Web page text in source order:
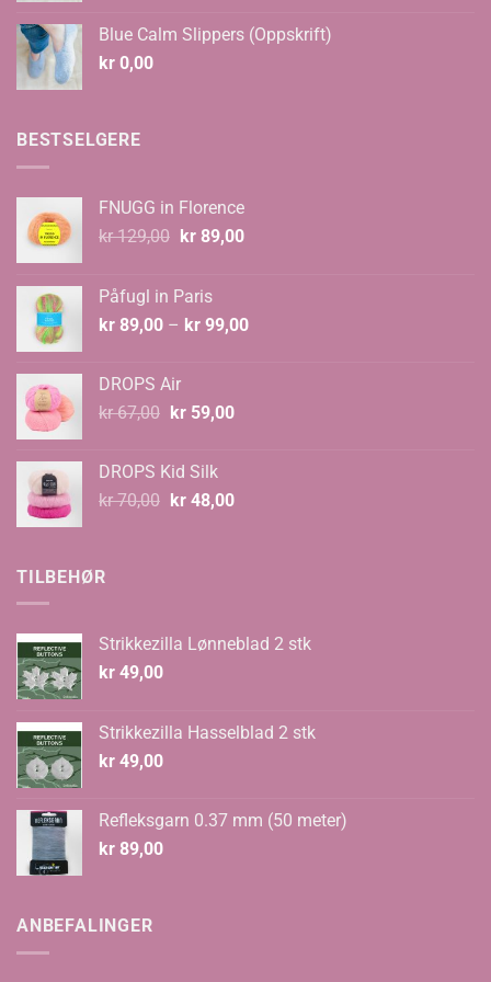
kr 135,00
Blue Calm Slippers (Oppskrift)
kr 0,00
BESTSELGERE
FNUGG in Florence
kr129,00 Opprinnelig
kr 129,00.
kr89,00Nåværende
Påfugl in Paris
kr 89,00 – kr 99,00Prisområde:
DROPS Air
kr67,00 Opprinnelig
kr 67,00.
kr59,00Nåværende
DROPS Kid Silk
kr70,00 Opprinnelig
kr48,00Nåværende
TILBEHØR
Strikkezilla Lønneblad 2 stk
kr 49,00
Strikkezilla Hasselblad 2 stk
kr 49,00
Refleksgarn 0.37 mm (50 meter)
kr 89,00
ANBEFALINGER